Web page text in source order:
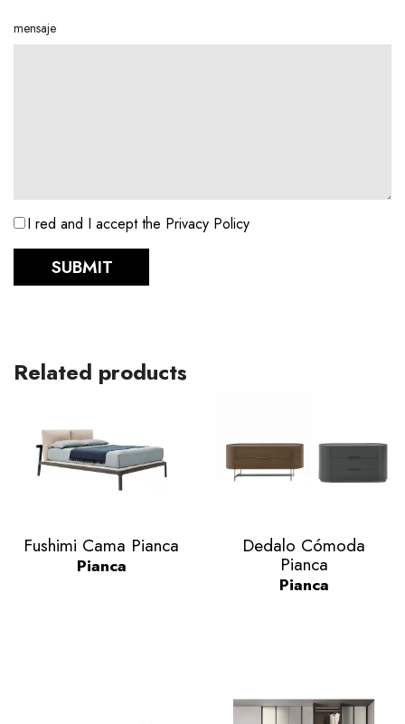
mensaje
I red and I accept the Privacy Policy
SUBMIT
Related products
Vista rápida
Fushimi Cama Pianca
Pianca
Vista rápida
Dedalo Cómoda
Pianca
Pianca